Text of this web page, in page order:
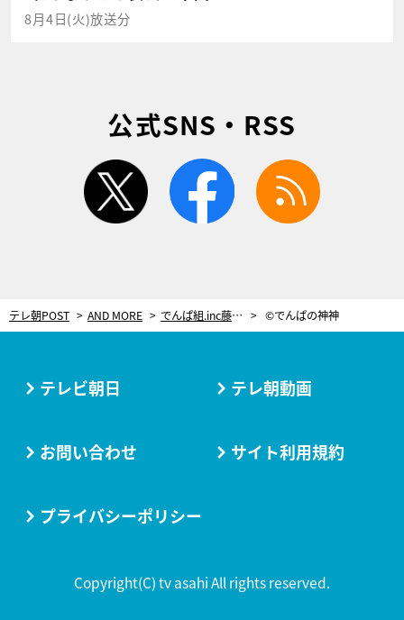
8月4日(火)放送分
公式SNS・RSS
twitter facebook
テレ朝POST AND MORE でんぱ組.inc藤咲彩音、思わず涙！ベルリンマラソンで予想外のハプニング…！ ©でんぱの神神
テレビ朝日 テレ朝動画
お問い合わせ サイト利用規約
プライバシーポリシー
Copyright(C) tv asahi All rights reserved.